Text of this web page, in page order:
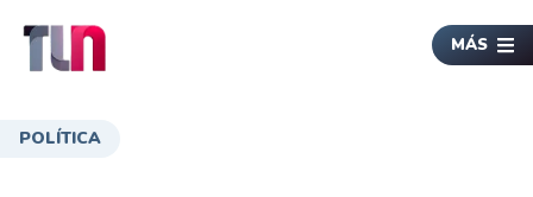
MÁS
POLÍTICA